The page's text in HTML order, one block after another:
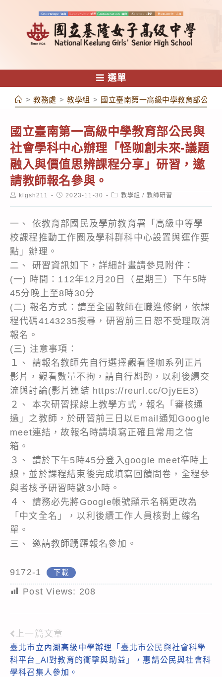
容
選單
> 教務處 > 教學組 > 國立臺南第一高級中學教育部公民
國立臺南第一高級中學教育部公民與
社會學科中心辦理「怪咖創未來-議題
融入與價值思辨課程分享」研習，邀
請教師報名參與。
Postklgsh211
Post2023-11-30
Post教學組 / 教師研習
一、 依教育部國民及學前教育署「高級中等學
校課程推動工作圈及學科群科中心設置與運作要
點」辦理。
二、 研習資訊如下，詳細計畫請參見附件：
(一) 時間：112年12月20日（星期三）下午5時
45分晚上至8時30分
(二) 報名方式：請至全國教師在職進修網，依課
程代碼4143235搜尋，研習前三日恕不受理取消
報名。
(三) 注意事項：
１、 請報名教師先自行選擇觀看怪咖系列正片
影片，觀看數量不拘，請自行斟酌，以利後續交
流與討論(影片連結 https://reurl.cc/OjyEE3)
２、 本次研習採線上教學方式，報名「審核通
過」之教師，於研習前三日以Email通知Google
meet連結，故報名時請填寫正確且常用之信
箱。
３、 請於下午5時45分登入google meet準時上
線，並於課程結束後完成填寫回饋問卷，全程參
與者核予研習時數3小時。
４、 請務必先將Google帳號顯示名稱更改為
「中文全名」，以利後續工作人員核對上線名
單。
三、 邀請教師踴躍報名參加。
9172-1 下載
Post Views: 208
Read
more
articles
上一篇文章
臺北市立內湖高級中學辦理「臺北市公民與社會科學
科平台_AI對教育的衝擊與助益」，惠請公民與社會科
學科召集人參加。